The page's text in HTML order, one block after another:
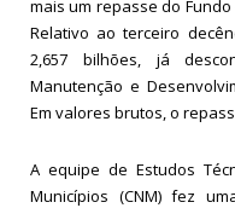
mais um repasse do Fundo
Relativo ao terceiro
2,657 bilhões, já
Manutenção e
Em valores brutos, o
A equipe de Estudos
Municípios (CNM) fez